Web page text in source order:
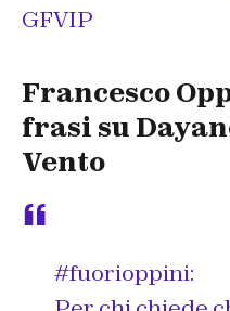
GFVIP
Francesco
frasi su
Vento
#fuorioppini: